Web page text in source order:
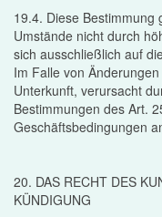
19.4. Diese Bestimmung
Umstände nicht durch
sich ausschließlich auf
Im Falle von
Unterkunft, verursacht
Bestimmungen des Art.
Geschäftsbedingungen
20. DAS RECHT DES
KÜNDIGUNG